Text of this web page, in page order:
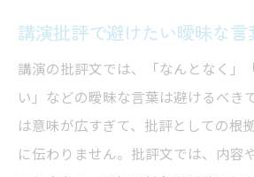
講演批評で避けたい曖昧な言
講演の批評文では、「なんとなく」
い」などの曖昧な言葉は避けるべき
は意味が広すぎて、批評としての根
に伝わりません。批評文では、内容